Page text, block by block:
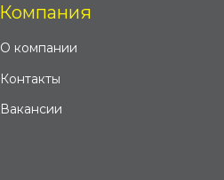
Контакты
О компании
Компания
Вакансии